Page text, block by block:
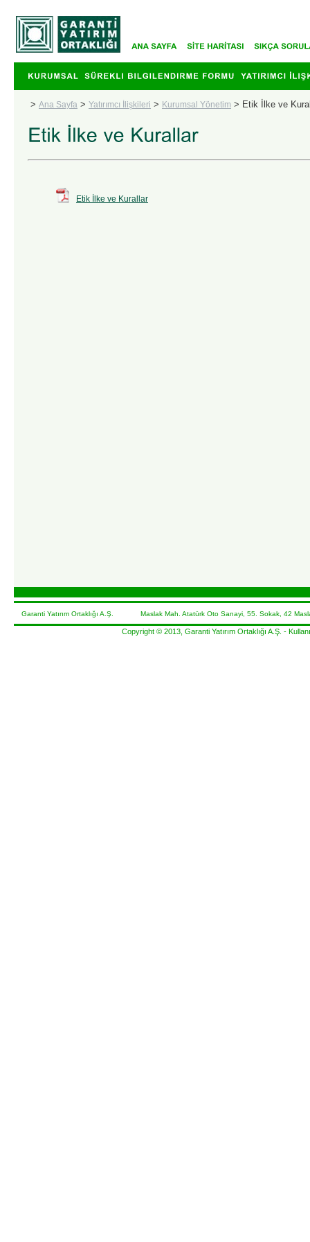
> Ana Sayfa > Yatırımcı İlişkileri > Kurumsal Yönetim > Etik İlke ve
Etik İlke ve Kurallar
Garanti Yatırım Ortaklığı A.Ş. Maslak Mah. Atatürk Oto Sanayi, 55. Sokak, 42
Copyright © 2013, Garanti Yatırım Ortaklığı A.Ş. -